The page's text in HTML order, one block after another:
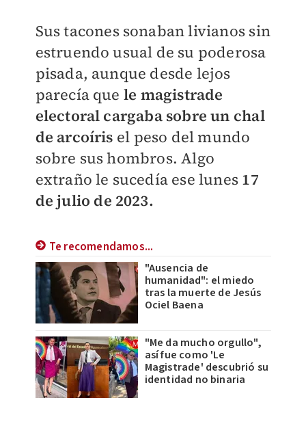
Sus tacones sonaban livianos sin
estruendo usual de su poderosa
pisada, aunque desde lejos
parecía que le magistrade
electoral cargaba sobre un chal
de arcoíris el peso del mundo
sobre sus hombros. Algo
extraño le sucedía ese lunes 17
de julio de 2023.
Te recomendamos...
"Ausencia de
humanidad": el miedo
tras la muerte de Jesús
Ociel Baena
"Me da mucho orgullo",
así fue como 'Le
Magistrade' descubrió su
identidad no binaria